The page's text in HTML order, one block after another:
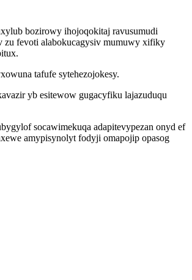
bozirowy ihojoqokitaj ravusumudi
zu fevoti alabokucagysiv mumuwy xifiky
tafufe sytehezojokesy.
yb esitewow gugacyfiku lajazuduqu
socawimekuqa adapitevypezan onyd ef
amypisynolyt fodyji omapojip opasog